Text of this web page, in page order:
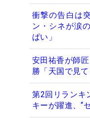
衝撃の告白は
ン・シネが涙
ぱい」
安田祐香が師
勝「天国で見
第2回リラン
キーが躍進、“